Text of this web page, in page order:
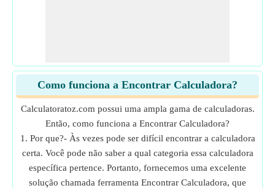
Como funciona a Encontrar Calculadora?
Calculatoratoz.com possui uma ampla gama de calculadoras.
Então, como funciona a Encontrar Calculadora?
1. Por que?- Às vezes pode ser difícil encontrar a calculadora
certa. Você pode não saber a qual categoria essa calculadora
específica pertence. Portanto, fornecemos uma excelente
solução chamada ferramenta Encontrar Calculadora, que